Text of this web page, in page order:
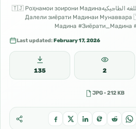
دليل زيارة المدينة النبوية باللغه الطاجيكيه🇹🇯 Роҳнамои зоирони Мадина
Далели зиёрати Мадинаи
Мадина #Зиёрати_Мадина
Last updated:February 17, 2026
135 2
JPG · 212 KB